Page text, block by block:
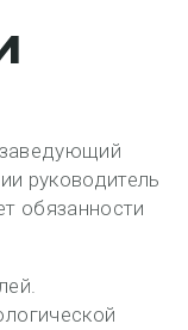
руководитель
обязанности